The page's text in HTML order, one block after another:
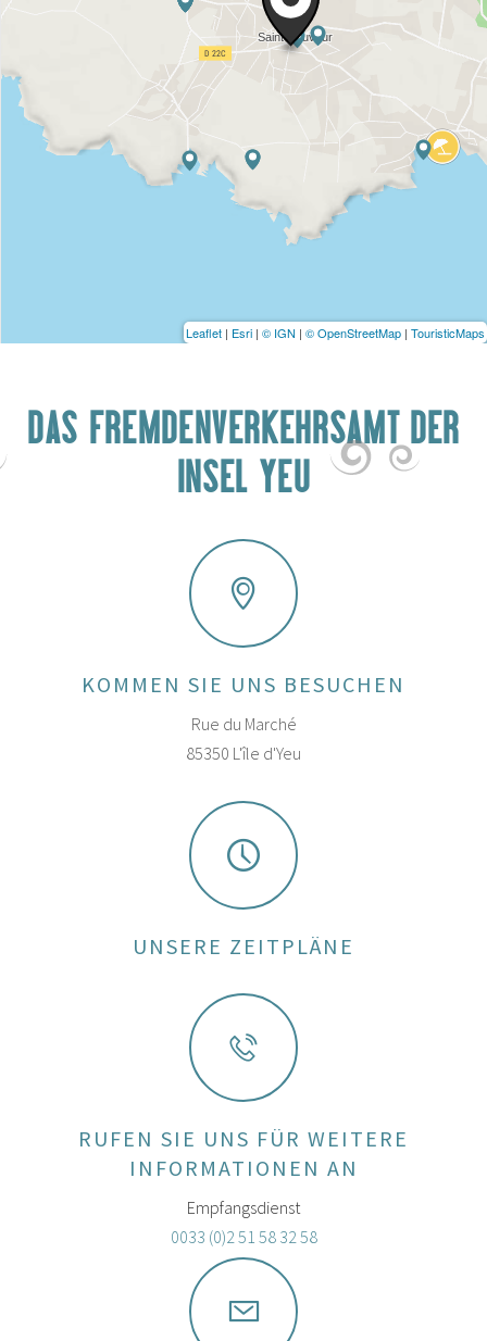
Leaflet | Esri | © IGN | © OpenStreetMap | TouristicMaps
DAS FREMDENVERKEHRSAMT DER
INSEL YEU
KOMMEN SIE UNS BESUCHEN
Rue du Marché
85350 L'île d'Yeu
UNSERE ZEITPLÄNE
RUFEN SIE UNS FÜR WEITERE
INFORMATIONEN AN
Empfangsdienst
0033 (0)2 51 58 32 58